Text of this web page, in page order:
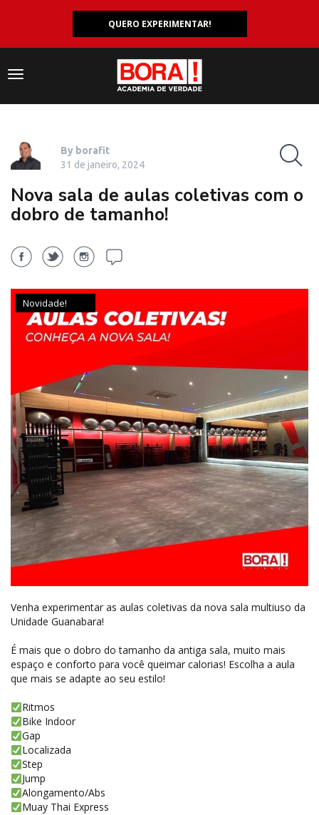
QUERO EXPERIMENTAR!
Navegação
By borafit
31 de janeiro, 2024
Nova sala de aulas coletivas com o
dobro de tamanho!
Novidade!
Venha experimentar as aulas coletivas da nova sala multiuso da
Unidade Guanabara!
É mais que o dobro do tamanho da antiga sala, muito mais
espaço e conforto para você queimar calorias! Escolha a aula
que mais se adapte ao seu estilo!
Ritmos
Bike Indoor
Gap
Localizada
Step
Jump
Alongamento/Abs
Muay Thai Express